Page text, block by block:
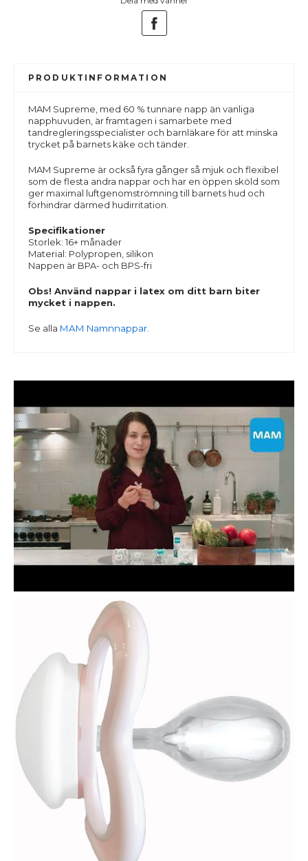
PRODUKTINFORMATION
MAM Supreme, med 60 % tunnare napp än vanliga
napphuvuden, är framtagen i samarbete med
tandregleringsspecialister och barnläkare för att minska
trycket på barnets käke och tänder.
MAM Supreme är också fyra gånger så mjuk och flexibel
som de flesta andra nappar och har en öppen sköld som
ger maximal luftgenomströmning till barnets hud och
förhindrar därmed hudirritation.
Specifikationer
Storlek: 16+ månader
Material: Polypropen, silikon
Nappen är BPA- och BPS-fri
Obs! Använd nappar i latex om ditt barn biter
mycket i nappen.
Se alla MAM Namnnappar.